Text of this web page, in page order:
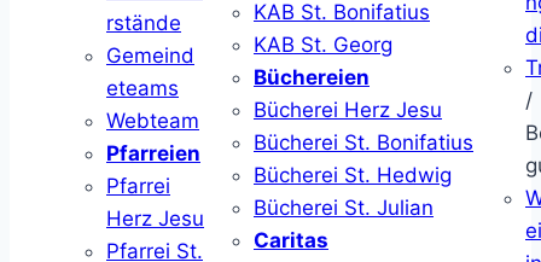
rstände
Gemeind
eteams
Webteam
Pfarreien
Pfarrei
Herz Jesu
Pfarrei St.
KAB St. Bonifatius
KAB St. Georg
Büchereien
Bücherei Herz Jesu
Bücherei St. Bonifatius
Bücherei St. Hedwig
Bücherei St. Julian
Caritas
/